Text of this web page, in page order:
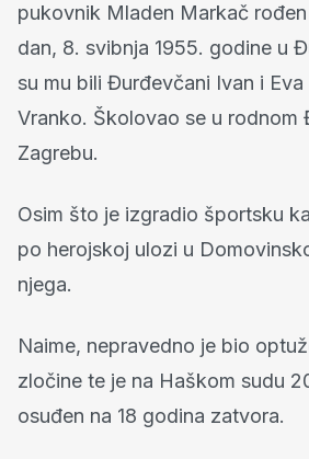
pukovnik Mladen Markač
dan, 8. svibnja 1955. godine u
su mu bili Đurđevčani Ivan i
Vranko. Školovao se u rodnom
Zagrebu.
Osim što je izgradio športsku
po herojskoj ulozi u
njega.
Naime, nepravedno je bio
zločine te je na Haškom sudu
osuđen na 18 godina zatvora.